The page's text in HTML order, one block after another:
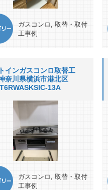
ガスコンロ , 取替・取付
工事例
インガスコンロ取替工
奈川県横浜市港北区
13A
ガスコンロ , 取替・取付
工事例